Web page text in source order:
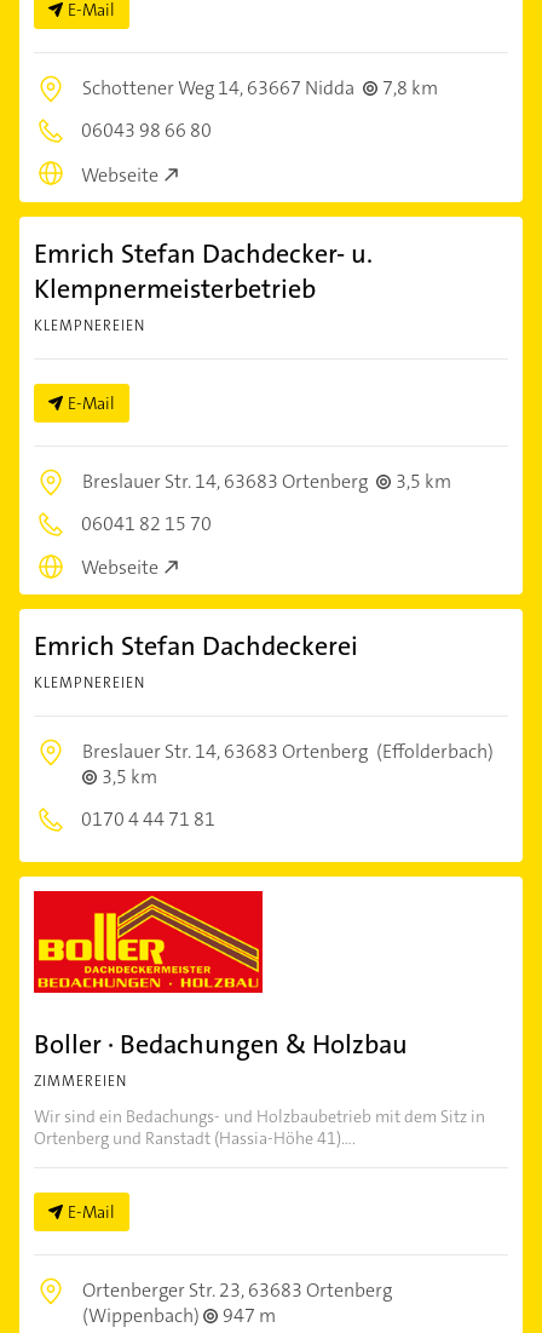
E-Mail
Schottener Weg 14,63667 Nidda
7,8 km
06043 98 66 80
Webseite
Emrich Stefan Dachdecker- u.
Klempnermeisterbetrieb
KLEMPNEREIEN
E-Mail
Breslauer Str. 14,63683 Ortenberg
3,5 km
06041 82 15 70
Webseite
Emrich Stefan Dachdeckerei
KLEMPNEREIEN
Breslauer Str. 14,63683 Ortenberg (Effolderbach)
3,5 km
0170 4 44 71 81
Boller · Bedachungen & Holzbau
ZIMMEREIEN
Wir sind ein Bedachungs- und Holzbaubetrieb mit dem Sitz in
Ortenberg und Ranstadt (Hassia-Höhe 41)....
E-Mail
Ortenberger Str. 23,63683 Ortenberg
(Wippenbach)
947 m